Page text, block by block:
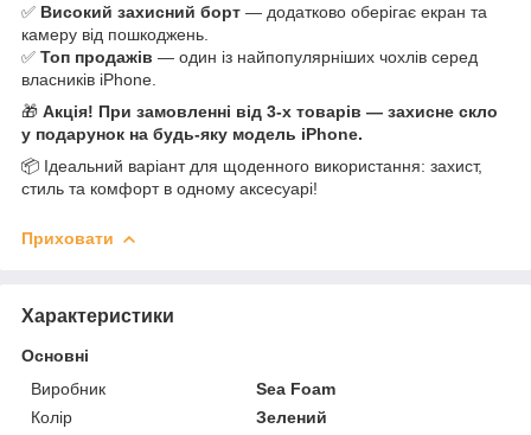
✅ Високий захисний борт — додатково оберігає екран та
камеру від пошкоджень.
✅ Топ продажів — один із найпопулярніших чохлів серед
власників iPhone.
🎁 Акція! При замовленні від 3-х товарів — захисне скло
у подарунок на будь-яку модель iPhone.
📦 Ідеальний варіант для щоденного використання: захист,
стиль та комфорт в одному аксесуарі!
Приховати
Характеристики
Основні
Виробник
Sea Foam
Колір
Зелений